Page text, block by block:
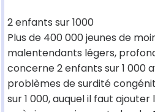
2 enfants sur 1000
Plus de 400 000 jeunes de
malentendants légers,
concerne 2 enfants sur 1 000
problèmes de surdité
sur 1 000, auquel il faut